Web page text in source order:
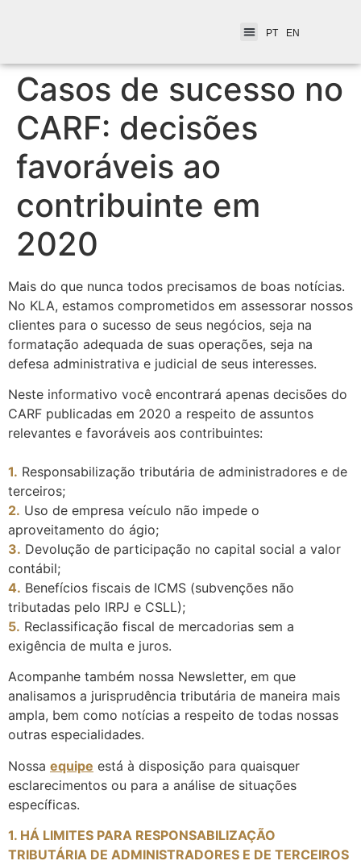
PT EN
Casos de sucesso no
CARF: decisões
favoráveis ao
contribuinte em
2020
Mais do que nunca todos precisamos de boas notícias.
No KLA, estamos comprometidos em assessorar nossos
clientes para o sucesso de seus negócios, seja na
formatação adequada de suas operações, seja na
defesa administrativa e judicial de seus interesses.
Neste informativo você encontrará apenas decisões do
CARF publicadas em 2020 a respeito de assuntos
relevantes e favoráveis aos contribuintes:
1. Responsabilização tributária de administradores e de
terceiros;
2. Uso de empresa veículo não impede o
aproveitamento do ágio;
3. Devolução de participação no capital social a valor
contábil;
4. Benefícios fiscais de ICMS (subvenções não
tributadas pelo IRPJ e CSLL);
5. Reclassificação fiscal de mercadorias sem a
exigência de multa e juros.
Acompanhe também nossa Newsletter, em que
analisamos a jurisprudência tributária de maneira mais
ampla, bem como notícias a respeito de todas nossas
outras especialidades.
Nossa equipe está à disposição para quaisquer
esclarecimentos ou para a análise de situações
específicas.
1. HÁ LIMITES PARA RESPONSABILIZAÇÃO
TRIBUTÁRIA DE ADMINISTRADORES E DE TERCEIROS